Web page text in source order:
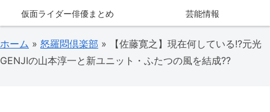
仮面ライダー俳優まとめ 芸能情報
ホーム » 怒羅悶倶楽部 » 【佐藤寛之】現在何している!?元光
GENJIの山本淳一と新ユニット・ふたつの風を結成??